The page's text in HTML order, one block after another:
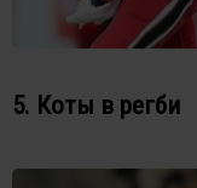
5. Коты в регби